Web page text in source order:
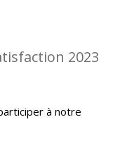
2023
à notre